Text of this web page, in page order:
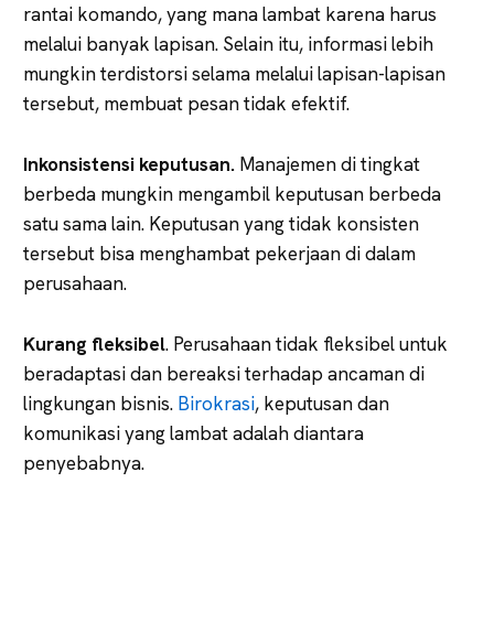
rantai komando, yang mana lambat karena harus
melalui banyak lapisan. Selain itu, informasi lebih
mungkin terdistorsi selama melalui lapisan-lapisan
tersebut, membuat pesan tidak efektif.
Inkonsistensi keputusan. Manajemen di tingkat
berbeda mungkin mengambil keputusan berbeda
satu sama lain. Keputusan yang tidak konsisten
tersebut bisa menghambat pekerjaan di dalam
perusahaan.
Kurang fleksibel. Perusahaan tidak fleksibel untuk
beradaptasi dan bereaksi terhadap ancaman di
lingkungan bisnis. Birokrasi, keputusan dan
komunikasi yang lambat adalah diantara
penyebabnya.